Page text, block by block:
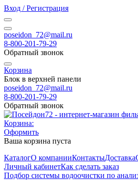
Вход / Регистрация
poseidon_72@mail.ru
8-800-201-79-29
Обратный звонок
Корзина
Блок в верхней панели
poseidon_72@mail.ru
8-800-201-79-29
Обратный звонок
Корзина:
Оформить
Ваша корзина пуста
КаталогО компанииКонтактыДоставка
Личный кабинетКак сделать заказ
Подбор системы водоочистки по